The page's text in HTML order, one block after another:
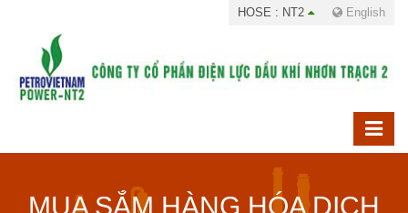
HOSE : NT2 English
MUA SẮM HÀNG HÓA DỊCH